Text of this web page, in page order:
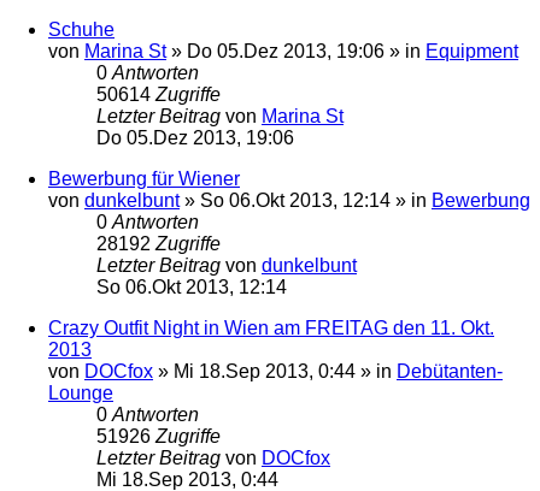
Schuhe
von Marina St» Do 05.Dez 2013, 19:06 » in Equipment
0 Antworten
50614 Zugriffe
Letzter Beitrag von Marina St
Do 05.Dez 2013, 19:06
Bewerbung für Wiener
von dunkelbunt» So 06.Okt 2013, 12:14 » in Bewerbung
0 Antworten
28192 Zugriffe
Letzter Beitrag von dunkelbunt
So 06.Okt 2013, 12:14
Crazy Outfit Night in Wien am FREITAG den 11. Okt.
2013
von DOCfox » Mi 18.Sep 2013, 0:44 » in Debütanten-
Lounge
0 Antworten
51926 Zugriffe
Letzter Beitrag von DOCfox
Mi 18.Sep 2013, 0:44